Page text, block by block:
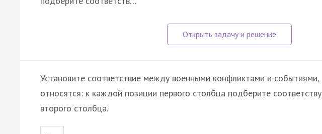
Установите соответствие между военными конфликтами и
относятся: к каждой позиции первого столбца подберите
второго столбца.